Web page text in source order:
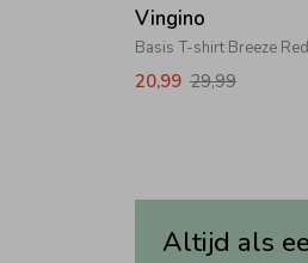
Vingino
Basis T-shirt Breeze Red
20,99 29,99
Altijd als